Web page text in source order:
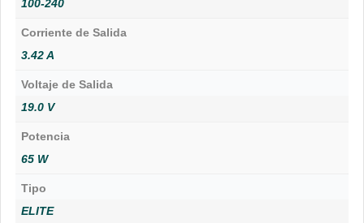
100-240
Corriente de Salida
3.42 A
Voltaje de Salida
19.0 V
Potencia
65 W
Tipo
ELITE